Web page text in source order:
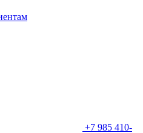
+7 985 410-